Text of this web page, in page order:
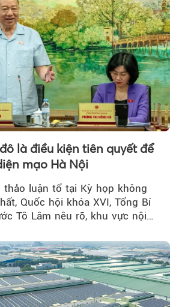
là điều kiện tiên quyết để
mạo Hà Nội
thảo luận tổ tại Kỳ họp không
Quốc hội khóa XVI, Tổng Bí
Tô Lâm nêu rõ, khu vực nội